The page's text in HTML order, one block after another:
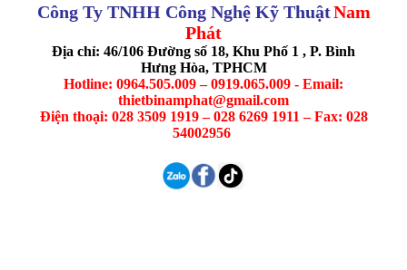
Công Ty TNHH Công Nghệ Kỹ ThuậtNam
Phát
Địa chỉ: 46/106 Đường số 18, Khu Phố 1 , P. Bình
Hưng Hòa, TPHCM
Hotline: 0964.505.009 – 0919.065.009 - Email:
thietbinamphat@gmail.com
Điện thoại: 028 3509 1919 – 028 6269 1911 – Fax: 028
54002956